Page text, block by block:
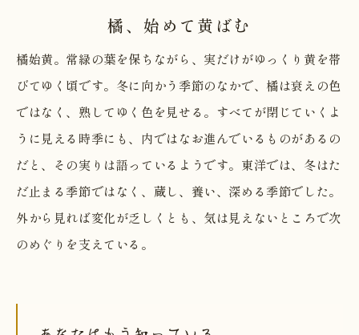
橘、始めて黄ばむ
橘始黄。常緑の葉を保ちながら、実だけがゆっくり黄を帯
びてゆく頃です。冬に向かう季節のなかで、橘は衰えの色
ではなく、熟してゆく色を見せる。すべてが閉じていくよ
うに見える時季にも、内ではなお進んでいるものがあるの
だと、その実りは語っているようです。東洋では、冬はた
だ止まる季節ではなく、蔵し、養い、深める季節でした。
外から見れば変化が乏しくとも、気は見えないところで次
のめぐりを支えている。